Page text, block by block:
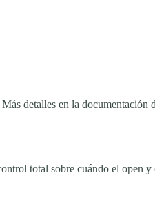
detalles en la documentación
total sobre cuándo el open